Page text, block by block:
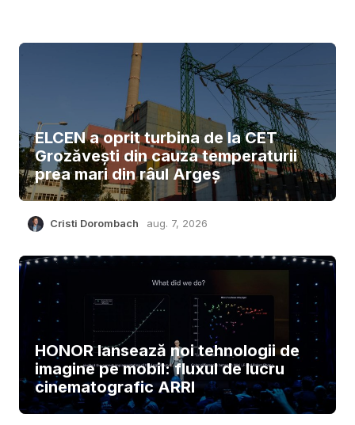
ELCEN a oprit turbina de la CET
Grozăvești din cauza temperaturii
prea mari din râul Argeș
Cristi Dorombach aug. 7, 2026
HONOR lansează noi tehnologii de
imagine pe mobil: fluxul de lucru
cinematografic ARRI